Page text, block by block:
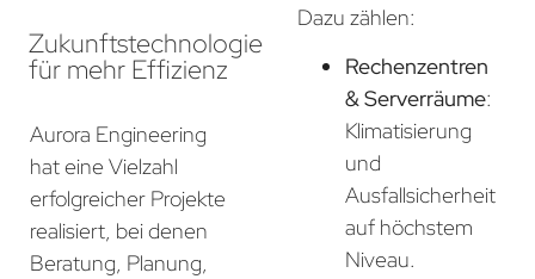
Zukunftstechnologie
für mehr Effizienz
Aurora Engineering
hat eine Vielzahl
erfolgreicher Projekte
realisiert, bei denen
Beratung, Planung,
Dazu zählen:
Rechenzentren
& Serverräume:
Klimatisierung
und
Ausfallsicherheit
auf höchstem
Niveau.